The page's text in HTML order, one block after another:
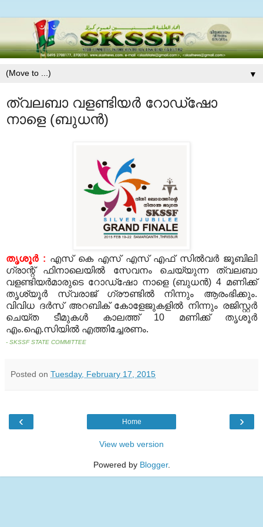
▼
ത്വലബാ വളണ്ടിയര്‍ റോഡ്‌ഷോ
നാളെ (ബുധന്‍)
തൃശൂര്‍ : എസ് കെ എസ് എസ് എഫ് സില്‍വര്‍ ജൂബിലി
ഗ്രാന്റ് ഫിനാലെയില്‍ സേവനം ചെയ്യുന്ന ത്വലബാ
വളണ്ടിയര്‍മാരുടെ റോഡ്‌ഷോ നാളെ (ബുധന്‍) 4 മണിക്ക്
തൃശ്യൂര്‍ സ്വരാജ് ഗ്രൗണ്ടില്‍ നിന്നും ആരംഭിക്കും.
വിവിധ ദര്‍സ് അറബിക് കോളേജുകളില്‍ നിന്നും രജിസ്റ്റര്‍
ചെയ്ത ടീമുകള്‍ കാലത്ത് 10 മണിക്ക് തൃശൂര്‍
എം.ഐ.സിയില്‍ എത്തിച്ചേരണം.
- SKSSF STATE COMMITTEE
Posted on Tuesday, February 17, 2015
‹ ›
Home
View web version
Powered by Blogger.